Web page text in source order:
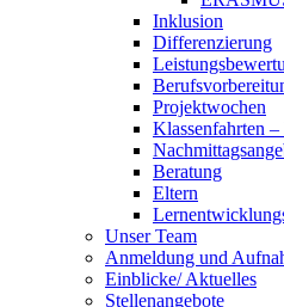
Inklusion
Differenzierung
Projektwochen
Klassenfahrten
Beratung
Eltern
Unser Team
Anmeldung und
Einblicke/ Aktuelles
Stellenangebote